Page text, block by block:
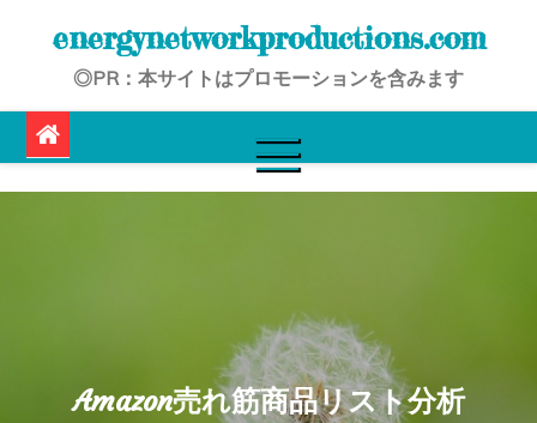
energynetworkproductions.com
◎PR：本サイトはプロモーションを含みます
Amazon売れ筋商品リスト分析